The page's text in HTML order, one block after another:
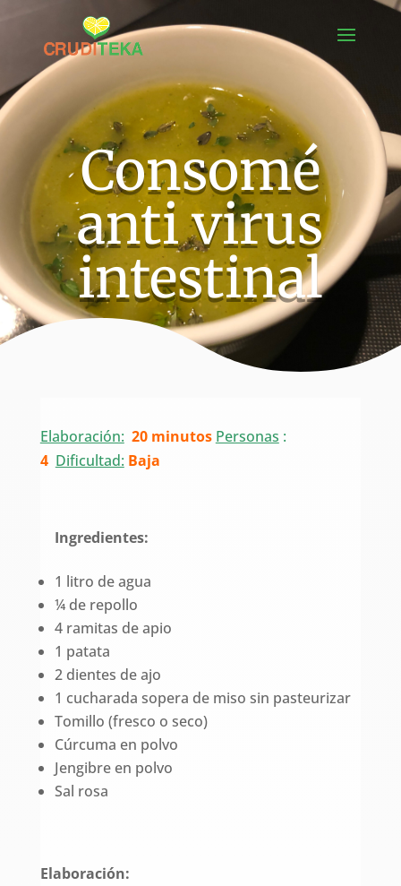
Consomé
anti virus
intestinal
Elaboración: 20 minutos Personas :
4 Dificultad: Baja
Ingredientes:
1 litro de agua
¼ de repollo
4 ramitas de apio
1 patata
2 dientes de ajo
1 cucharada sopera de miso sin pasteurizar
Tomillo (fresco o seco)
Cúrcuma en polvo
Jengibre en polvo
Sal rosa
Elaboración: